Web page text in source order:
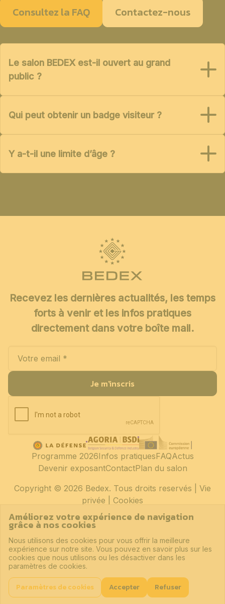
Consultez la FAQ Contactez-nous
Le salon BEDEX est-il ouvert au grand
public ?
Qui peut obtenir un badge visiteur ?
Y a-t-il une limite d’âge ?
Recevez les dernières actualités, les temps
forts à venir et les infos pratiques
directement dans votre boîte mail.
Je m'inscris
Copyright © 2026 Bedex. Tous droits reservés | Vie
privée
Cookies
Programme 2026Infos pratiquesFAQActus
Devenir exposantContactPlan du salon
Améliorez votre expérience de navigation
grâce à nos cookies
Nous utilisons des cookies pour vous offrir la meilleure
expérience sur notre site. Vous pouvez en savoir plus sur les
cookies que nous utilisons ou les désactiver dans les
paramètres de cookies.
Paramètres de cookies Accepter Refuser